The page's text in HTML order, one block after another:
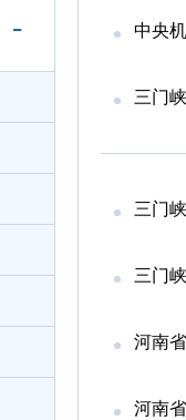
- 中央
三门
三门
三门
河南
河南